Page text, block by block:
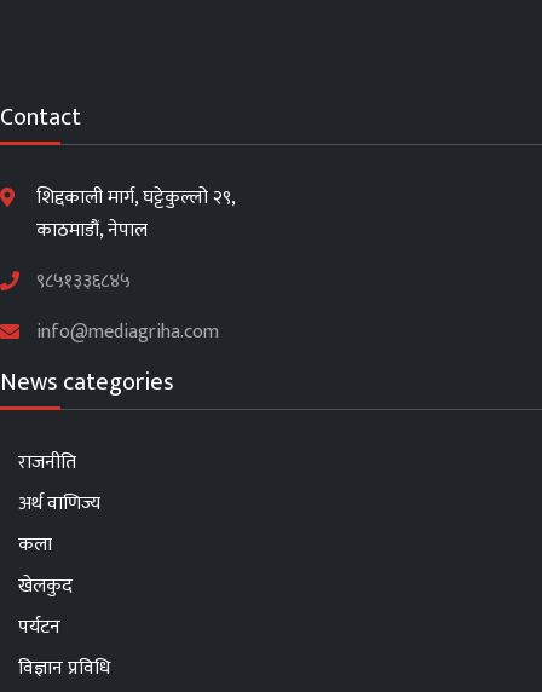
Contact
शिद्दकाली मार्ग, घट्टेकुल्लो २९,
काठमाडौं, नेपाल
९८५१३३६८४५
info@mediagriha.com
News categories
राजनीति
अर्थ वाणिज्य
कला
खेलकुद
पर्यटन
विज्ञान प्रविधि